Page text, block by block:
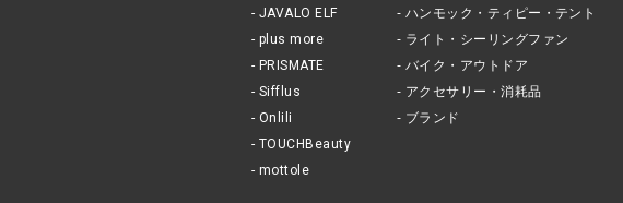
JAVALO ELF
plus more
PRISMATE
Sifflus
Onlili
TOUCHBeauty
mottole
ハンモック・ティピー・テント
ライト・シーリングファン
バイク・アウトドア
アクセサリー・消耗品
ブランド